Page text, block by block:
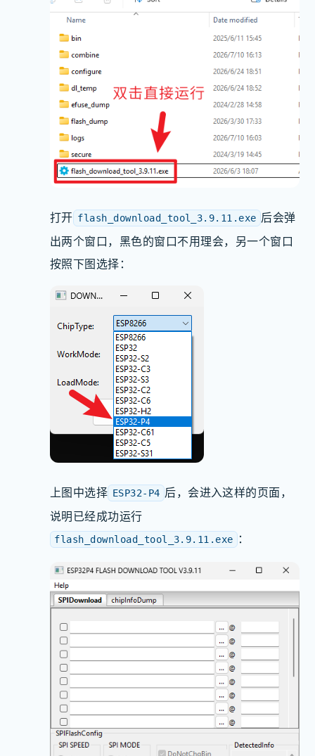
打开 flash_download_tool_3.9.11.exe 后会弹
出两个窗口，黑色的窗口不用理会，另一个窗口
按照下图选择：
上图中选择 ESP32-P4 后，会进入这样的页面，
说明已经成功运行
flash_download_tool_3.9.11.exe ：